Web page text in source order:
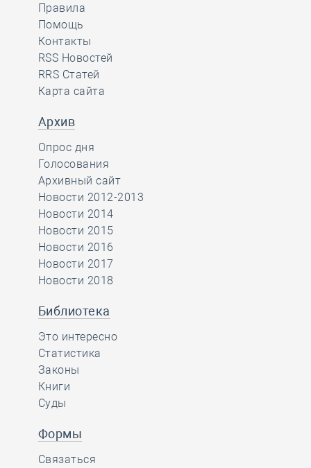
Правила
Помощь
Контакты
RSS Новостей
RRS Статей
Карта сайта
Архив
Опрос дня
Голосования
Архивный сайт
Новости 2012-2013
Новости 2014
Новости 2015
Новости 2016
Новости 2017
Новости 2018
Библиотека
Это интересно
Статистика
Законы
Книги
Суды
Формы
Связаться